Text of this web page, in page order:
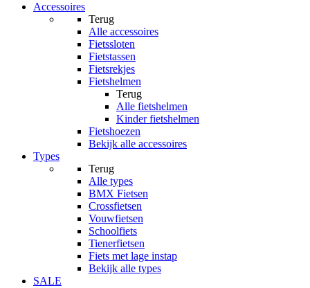
Accessoires
Terug
Alle accessoires
Fietssloten
Fietstassen
Fietsrekjes
Fietshelmen
Terug
Alle fietshelmen
Kinder fietshelmen
Fietshoezen
Bekijk alle accessoires
Types
Terug
Alle types
BMX Fietsen
Crossfietsen
Vouwfietsen
Schoolfiets
Tienerfietsen
Fiets met lage instap
Bekijk alle types
SALE